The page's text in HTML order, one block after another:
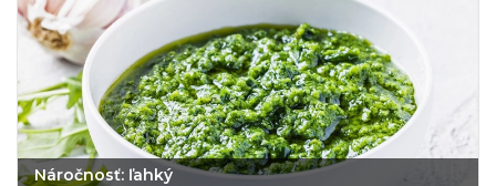
Náročnosť: ľahký